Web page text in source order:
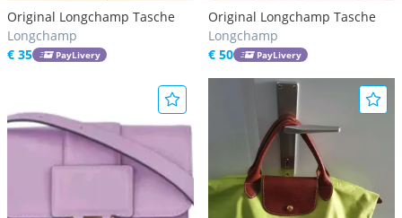
Original Longchamp Tasche
Longchamp
€ 35
PayLivery
Original Longchamp Tasche
Longchamp
€ 50
PayLivery